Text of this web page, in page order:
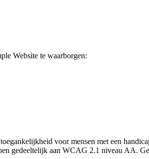
Website te waarborgen:
voor mensen met een
aan WCAG 2.1 niveau AA.